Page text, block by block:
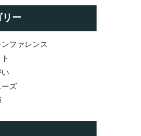
ー
ファレンス
ズ